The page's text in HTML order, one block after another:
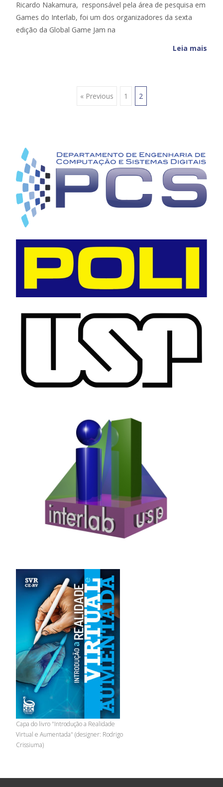
Ricardo Nakamura, responsável pela área de pesquisa em
Games do Interlab, foi um dos organizadores da sexta
edição da Global Game Jam na
Leia mais
Posts « Previous 1 2
Capa do livro "Introdução a Realidade
Virtual e Aumentada" (designer: Rodrigo
Crissiuma)